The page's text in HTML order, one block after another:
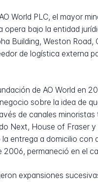
World PLC, el mayor
opera bajo la entidad
Building, Weston
de logística externa
de AO World en
sobre la idea de
de canales
Next, House of Fraser
entrega a domicilio
permaneció en el
expansiones